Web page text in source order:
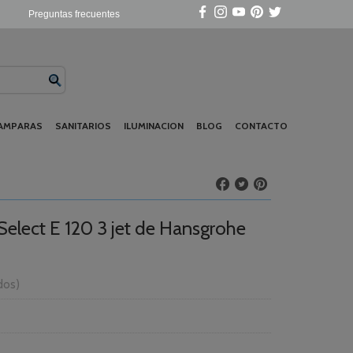
Preguntas frecuentes
SANITARIOS ILUMINACION BLOG CONTACTO
E 120 3 jet de Hansgrohe